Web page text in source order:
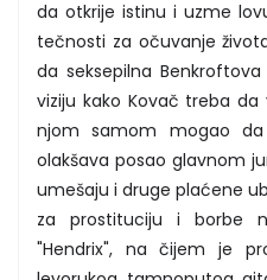
da otkrije istinu i uzme
tečnosti za očuvanje
da seksepilna
viziju kako Kovač treba
njom samom mogao
olakšava posao glavnom
umešaju i druge plaćene
za prostituciju i borbe
"Hendrix", na čijem je